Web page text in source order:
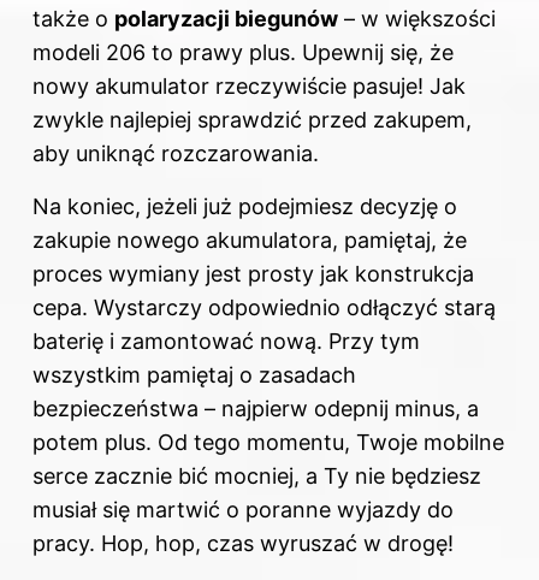
także o polaryzacji biegunów – w większości
modeli 206 to prawy plus. Upewnij się, że
nowy akumulator rzeczywiście pasuje! Jak
zwykle najlepiej sprawdzić przed zakupem,
aby uniknąć rozczarowania.
Na koniec, jeżeli już podejmiesz decyzję o
zakupie nowego akumulatora, pamiętaj, że
proces wymiany jest prosty jak konstrukcja
cepa. Wystarczy odpowiednio odłączyć starą
baterię i zamontować nową. Przy tym
wszystkim pamiętaj o zasadach
bezpieczeństwa – najpierw odepnij minus, a
potem plus. Od tego momentu, Twoje mobilne
serce zacznie bić mocniej, a Ty nie będziesz
musiał się martwić o poranne wyjazdy do
pracy. Hop, hop, czas wyruszać w drogę!